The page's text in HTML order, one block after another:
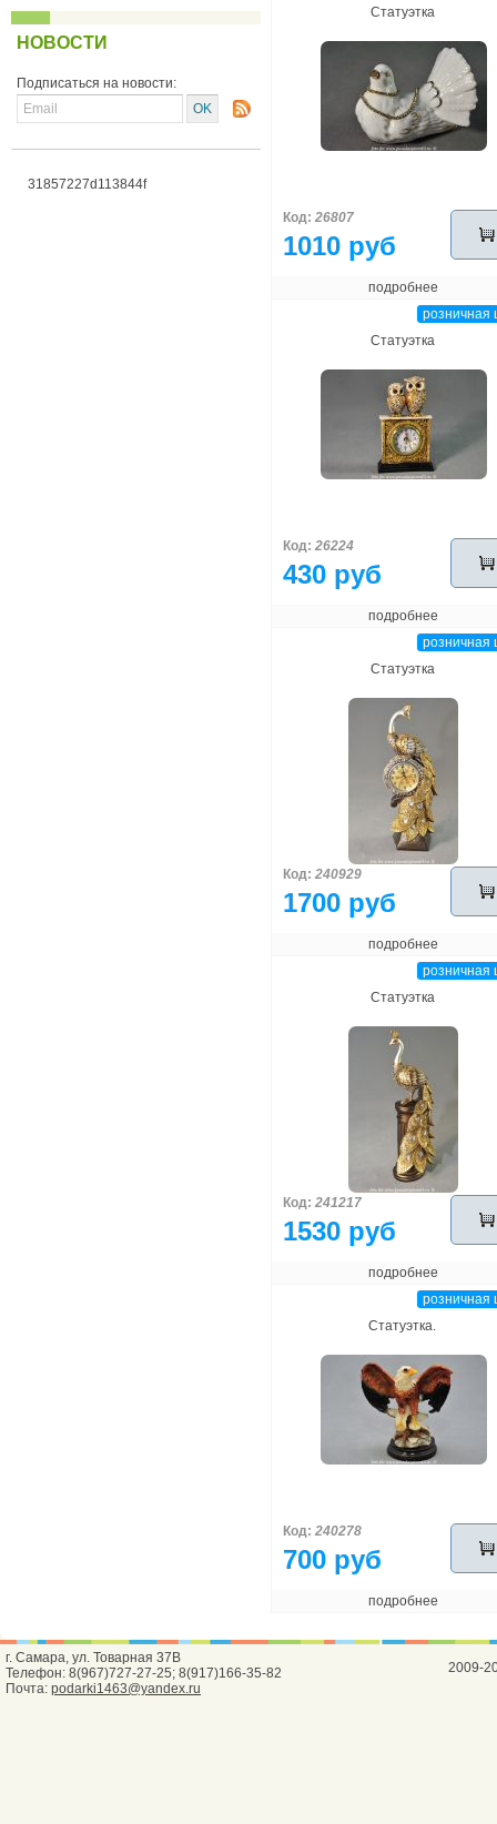
НОВОСТИ
Подписаться на новости:
31857227d113844f
Статуэтка
Код: 26807
1010 руб
подробнее
розничная
Статуэтка
Код: 26224
430 руб
подробнее
розничная
Статуэтка
Код: 240929
1700 руб
подробнее
розничная
Статуэтка
Код: 241217
1530 руб
подробнее
розничная
Статуэтка.
Код: 240278
700 руб
подробнее
г. Самара, ул. Товарная 37В
Телефон: 8(967)727-27-25; 8(917)166-35-82
Почта: podarki1463@yandex.ru
2009-